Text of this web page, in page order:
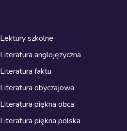
Lektury szkolne
Literatura anglojęzyczna
Literatura faktu
Literatura obyczajowa
Literatura piękna obca
Literatura piękna polska